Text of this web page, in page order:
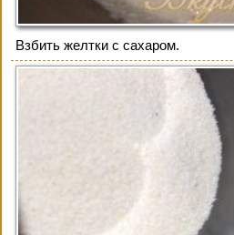
Взбить желтки с сахаром.